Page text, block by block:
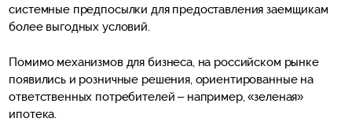
системные предпосылки для предоставления заемщикам
более выгодных условий.
Помимо механизмов для бизнеса, на российском рынке
появились и розничные решения, ориентированные на
ответственных потребителей – например, «зеленая»
ипотека.